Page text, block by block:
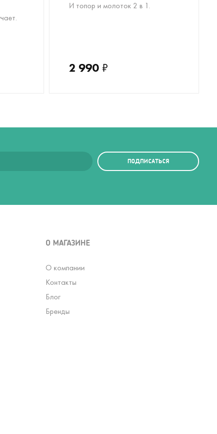
И топор и молоток 2 в 1.
2 990 ₽
ПОДПИСАТЬСЯ
О МАГАЗИНЕ
О компании
Контакты
Блог
Бренды